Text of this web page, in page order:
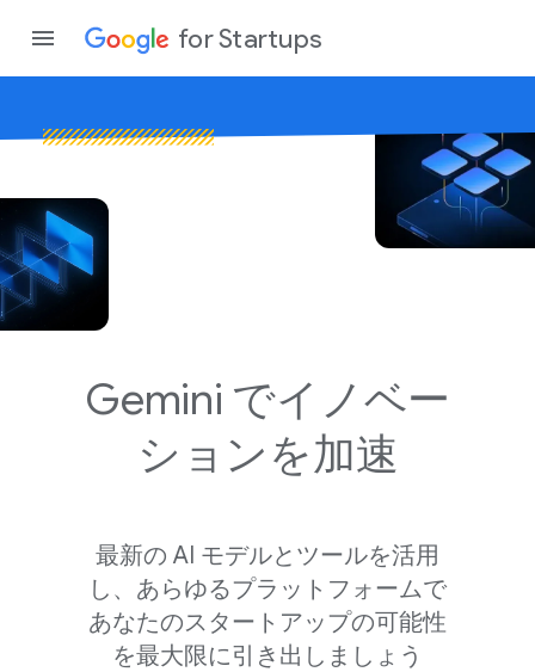
for Startups
プログ
プロダ
Gemini で​イノベー
ションを​加速
最新の AI モデルと​ツールを​活用
し、​あらゆる​プラットフォームで
あなたの​スタートアップの​可能性
を​最大限に​引き出しましょう